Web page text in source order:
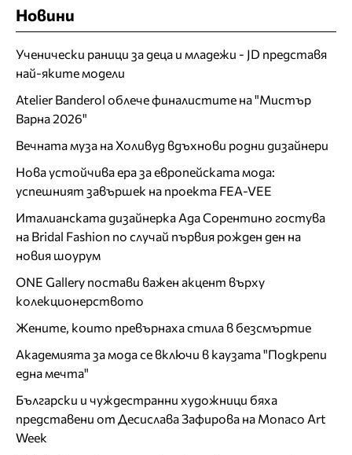
Новини
Ученически раници за деца и младежи - JD представя
най-яките модели
Atelier Banderol облече финалистите на "Мистър
Варна 2026"
Вечната муза на Холивуд вдъхнови родни дизайнери
Нова устойчива ера за европейската мода:
успешният завършек на проекта FEA-VEE
Италианската дизайнерка Ада Сорентино гостува
на Bridal Fashion по случай първия рожден ден на
новия шоурум
ONE Gallery постави важен акцент върху
колекционерството
Жените, които превърнаха стила в безсмъртие
Академията за мода се включи в каузата "Подкрепи
една мечта"
Български и чуждестранни художници бяха
представени от Десислава Зафирова на Monaco Art
Week